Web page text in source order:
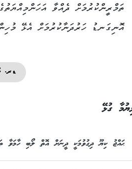
ތަމްރީންކުރުމަށް ދެއްވާ
އޮނިގަނޑު ހަރުދަނާކުރުމަށް އެޅޭ
ޑރ.
ގުޅޭ
ޙައްޖު ކިޔޫ ދިގުވުމަކީ ދީނަށް އޮތް ލޯބި